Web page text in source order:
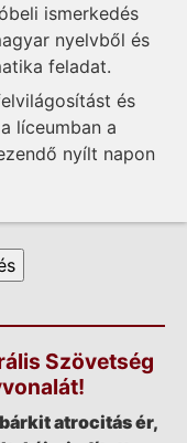
ismerkedés
nyelvből és
feladat.
és
líceumban a
nyílt napon
Szövetség
atrocitás ér,